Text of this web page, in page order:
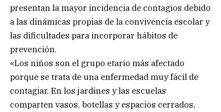
presentan la mayor incidencia de contagios debido
a las dinámicas propias de la convivencia escolar y
las dificultades para incorporar hábitos de
prevención.
«Los niños son el grupo etario más afectado
porque se trata de una enfermedad muy fácil de
contagiar. En los jardines y las escuelas
comparten vasos, botellas y espacios cerrados,